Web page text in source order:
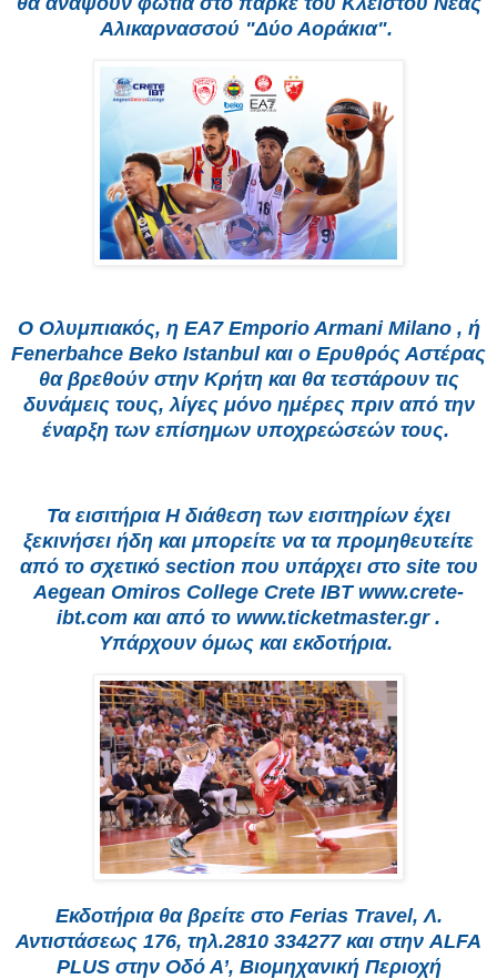
Αλικαρνασσού "Δύο Αοράκια".
Ο Ολυμπιακός, η EA7 Emporio Armani Milano , ή
Fenerbahce Beko Istanbul και ο Ερυθρός Αστέρας
θα βρεθούν στην Κρήτη και θα τεστάρουν τις
δυνάμεις τους, λίγες μόνο ημέρες πριν από την
έναρξη των επίσημων υποχρεώσεών τους.
Τα εισιτήρια Η διάθεση των εισιτηρίων έχει
ξεκινήσει ήδη και μπορείτε να τα προμηθευτείτε
από το σχετικό section που υπάρχει στο site του
Aegean Omiros College Crete IBT www.crete-
ibt.com και από το www.ticketmaster.gr .
Υπάρχουν όμως και εκδοτήρια.
Εκδοτήρια θα βρείτε στο Ferias Travel, Λ.
Αντιστάσεως 176, τηλ.2810 334277 και στην ALFA
PLUS στην Οδό Α’, Βιομηχανική Περιοχή